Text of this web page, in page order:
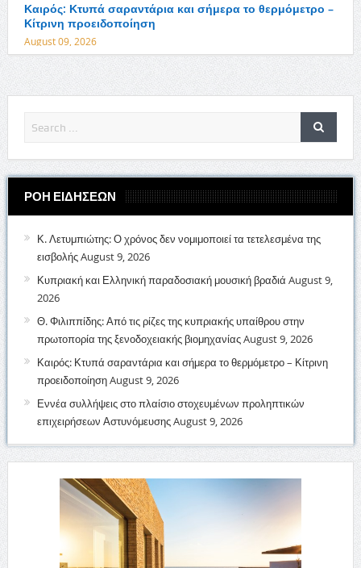
Καιρός: Κτυπά σαραντάρια και σήμερα το θερμόμετρο –
Κίτρινη προειδοποίηση
August 09, 2026
ΡΟΗ ΕΙΔΗΣΕΩΝ
Κ. Λετυμπιώτης: Ο χρόνος δεν νομιμοποιεί τα τετελεσμένα της
εισβολήςAugust 9, 2026
Κυπριακή και Ελληνική παραδοσιακή μουσική βραδιά August 9,
2026
Θ. Φιλιππίδης: Από τις ρίζες της κυπριακής υπαίθρου στην
πρωτοπορία της ξενοδοχειακής βιομηχανίαςAugust 9, 2026
Καιρός: Κτυπά σαραντάρια και σήμερα το θερμόμετρο – Κίτρινη
προειδοποίησηAugust 9, 2026
Εννέα συλλήψεις στο πλαίσιο στοχευμένων προληπτικών
επιχειρήσεων ΑστυνόμευσηςAugust 9, 2026